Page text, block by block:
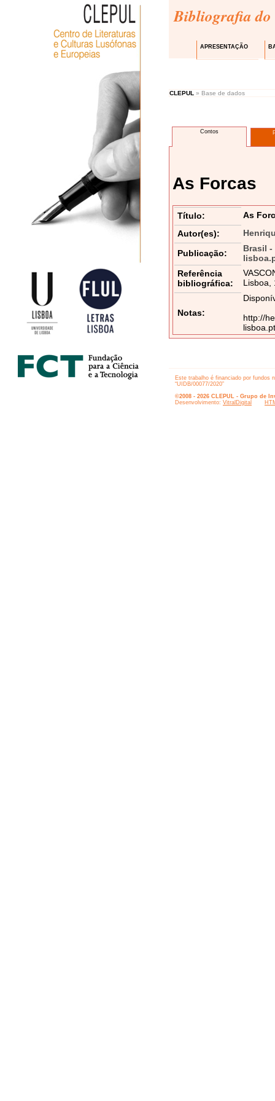
Bibliografia do
APRESENTAÇÃO
CLEPUL » Base de dados
Contos
As Forcas
Título:
As
Autor(es):
Publicação:
Brasil
Referência
bibliográfica:
Lisboa,
Notas:
http://
Este trabalho é financiado por fundos
“UIDB/00077/2020”
©2008 - 2026 CLEPUL - Grupo de
Desenvolvimento: VitralDigital